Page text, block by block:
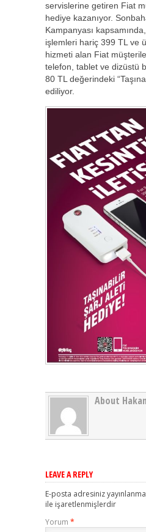
servislerine getiren Fiat
hediye kazanıyor.
Kampanyası
işlemleri hariç 399 TL ve
hizmeti alan Fiat
telefon, tablet ve dizüstü
80 TL değerindeki
ediliyor.
About
LEAVE A REPLY
E-posta adresiniz
ile işaretlenmişlerdir
Yorum *